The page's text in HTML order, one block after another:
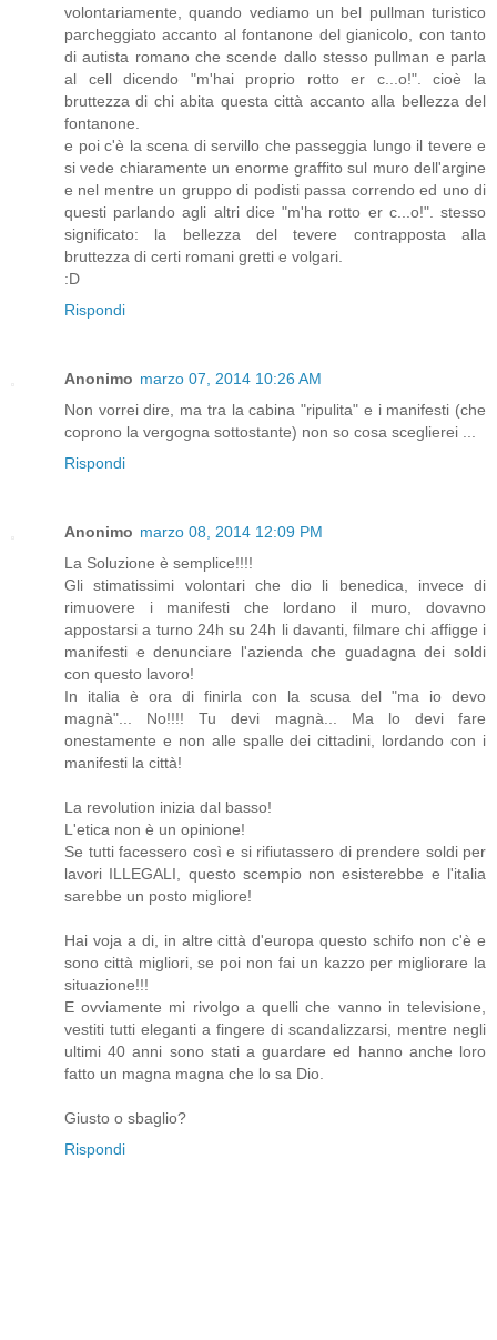
volontariamente, quando vediamo un bel pullman turistico
parcheggiato accanto al fontanone del gianicolo, con tanto
di autista romano che scende dallo stesso pullman e parla
al cell dicendo "m'hai proprio rotto er c...o!". cioè la
bruttezza di chi abita questa città accanto alla bellezza del
fontanone.
e poi c'è la scena di servillo che passeggia lungo il tevere e
si vede chiaramente un enorme graffito sul muro dell'argine
e nel mentre un gruppo di podisti passa correndo ed uno di
questi parlando agli altri dice "m'ha rotto er c...o!". stesso
significato: la bellezza del tevere contrapposta alla
bruttezza di certi romani gretti e volgari.
:D
Rispondi
Anonimo marzo 07, 2014 10:26 AM
Non vorrei dire, ma tra la cabina "ripulita" e i manifesti (che
coprono la vergogna sottostante) non so cosa sceglierei ...
Rispondi
Anonimo marzo 08, 2014 12:09 PM
La Soluzione è semplice!!!!
Gli stimatissimi volontari che dio li benedica, invece di
rimuovere i manifesti che lordano il muro, dovavno
appostarsi a turno 24h su 24h li davanti, filmare chi affigge i
manifesti e denunciare l'azienda che guadagna dei soldi
con questo lavoro!
In italia è ora di finirla con la scusa del "ma io devo
magnà"... No!!!! Tu devi magnà... Ma lo devi fare
onestamente e non alle spalle dei cittadini, lordando con i
manifesti la città!
La revolution inizia dal basso!
L'etica non è un opinione!
Se tutti facessero così e si rifiutassero di prendere soldi per
lavori ILLEGALI, questo scempio non esisterebbe e l'italia
sarebbe un posto migliore!
Hai voja a di, in altre città d'europa questo schifo non c'è e
sono città migliori, se poi non fai un kazzo per migliorare la
situazione!!!
E ovviamente mi rivolgo a quelli che vanno in televisione,
vestiti tutti eleganti a fingere di scandalizzarsi, mentre negli
ultimi 40 anni sono stati a guardare ed hanno anche loro
fatto un magna magna che lo sa Dio.
Giusto o sbaglio?
Rispondi